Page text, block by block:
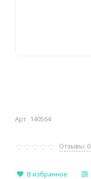
Арт 140564
Отзывы: 0
В избранное